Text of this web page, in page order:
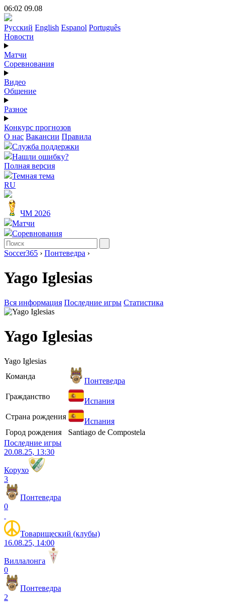
06:02 09.08
Русский English Espanol Português
Новости
Матчи
Соревнования
Видео
Общение
Разное
Конкурс прогнозов
О нас Вакансии Правила
Служба поддержки
Нашли ошибку?
Полная версия
Темная тема
RU
ЧМ 2026
Матчи
Соревнования
Soccer365 › Понтеведра ›
Yago Iglesias
Вся информация Последние игры Статистика
Yago Iglesias
Yago Iglesias
Команда
Понтеведра
Гражданство
Испания
Страна рождения
Испания
Город рождения
Santiago de Compostela
Последние игры
20.08.25, 13:30
Корухо
3
Понтеведра
0
Товарищеский (клубы)
16.08.25, 14:00
Виллалонга
0
Понтеведра
2